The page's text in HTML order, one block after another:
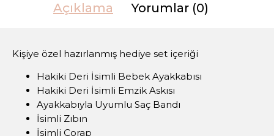
Açıklama Yorumlar (0)
Kişiye özel hazırlanmış hediye set içeriği
Hakiki Deri İsimli Bebek Ayakkabısı
Hakiki Deri İsimli Emzik Askısı
Ayakkabıyla Uyumlu Saç Bandı
İsimli Zıbın
İsimli Çorap